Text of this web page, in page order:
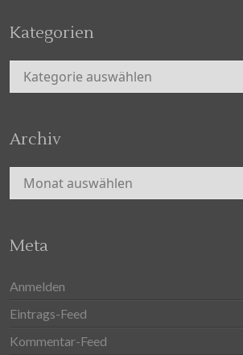
Kategorien
Kategorien
Archiv
Archiv
Meta
Anmelden
Eintrags-Feed
Kommentar-Feed